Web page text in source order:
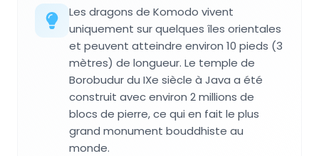
Les dragons de Komodo vivent
uniquement sur quelques îles orientales
et peuvent atteindre environ 10 pieds (3
mètres) de longueur. Le temple de
Borobudur du IXe siècle à Java a été
construit avec environ 2 millions de
blocs de pierre, ce qui en fait le plus
grand monument bouddhiste au
monde.